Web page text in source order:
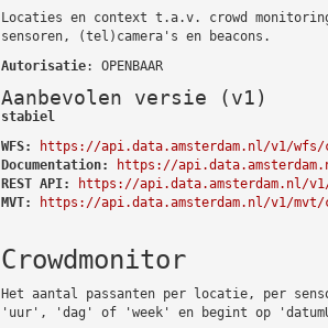
Locaties en context t.a.v. crowd
sensoren, (tel)camera's en beacons.
Autorisatie: OPENBAAR
Aanbevolen versie (v1)
stabiel
WFS:
https://api.data.amsterdam.nl/v1/wfs/
Documentation:
https://
REST API:
https://api.data.amsterdam.nl/v1/
MVT:
https://api.data.amsterdam.nl/v1/mvt/
Crowdmonitor
Het aantal passanten per locatie, per
'uur', 'dag' of 'week' en begint op